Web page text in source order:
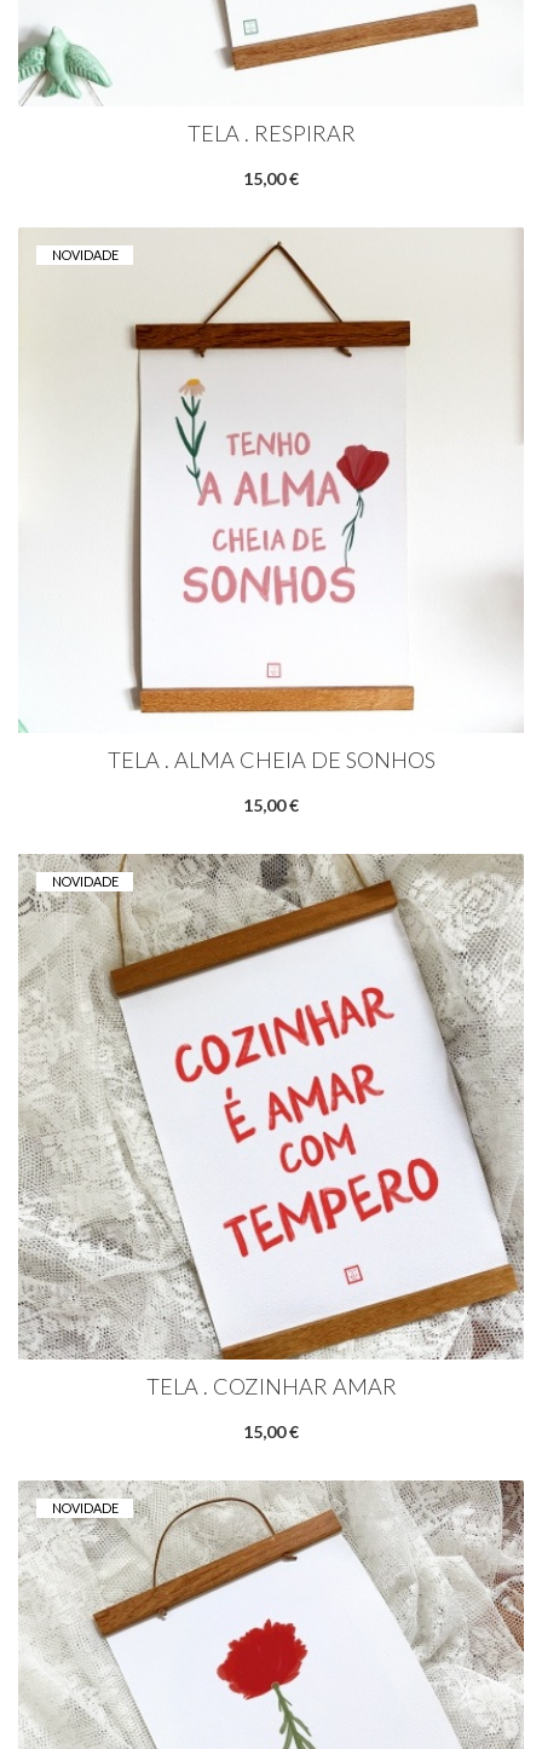
TELA . RESPIRAR
15,00 €
NOVIDADE
TELA . ALMA CHEIA DE SONHOS
15,00 €
NOVIDADE
TELA . COZINHAR AMAR
15,00 €
NOVIDADE